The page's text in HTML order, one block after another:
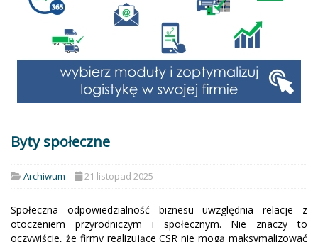
Byty społeczne
Archiwum 21 listopad 2025
Społeczna odpowiedzialność biznesu uwzględnia relacje z
otoczeniem przyrodniczym i społecznym. Nie znaczy to
oczywiście, że firmy realizujące CSR nie mogą maksymalizować